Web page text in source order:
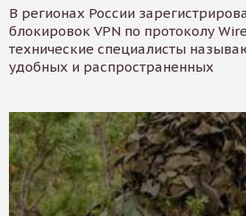
В регионах России
блокировок VPN по протоколу
технические специалисты
удобных и распространенных